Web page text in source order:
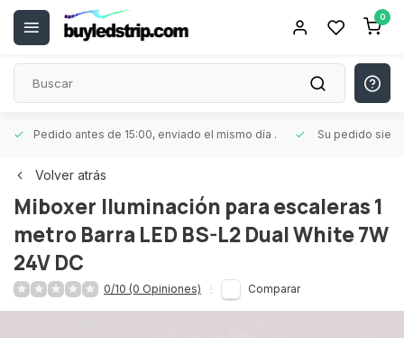
0
Pedido antes de 15:00, enviado el mismo día . Su pedido
Volver atrás
Miboxer Iluminación para escaleras 1
metro Barra LED BS-L2 Dual White 7W
24V DC
0/10 (0 Opiniones) Comparar